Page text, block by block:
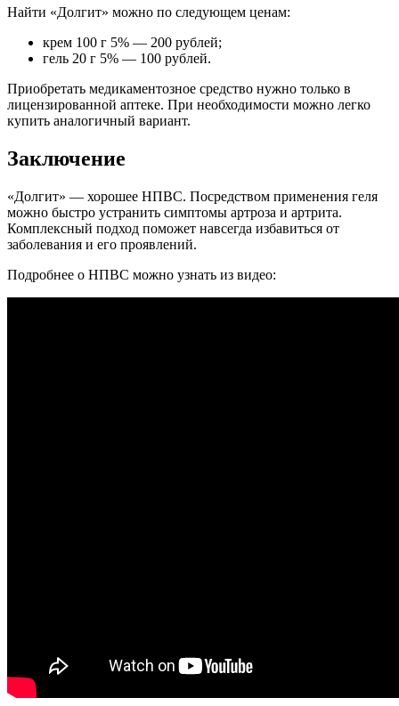
Найти «Долгит» можно по следующем ценам:
крем 100 г 5% — 200 рублей;
гель 20 г 5% — 100 рублей.
Приобретать медикаментозное средство нужно только в
лицензированной аптеке. При необходимости можно легко
купить аналогичный вариант.
Заключение
«Долгит» — хорошее НПВС. Посредством применения геля
можно быстро устранить симптомы артроза и артрита.
Комплексный подход поможет навсегда избавиться от
заболевания и его проявлений.
Подробнее о НПВС можно узнать из видео: